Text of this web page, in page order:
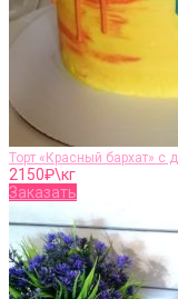
Торт «Красный бархат»
2150₽\кг
Заказать